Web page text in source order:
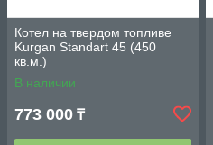
Котел на твердом топливе
Kurgan Standart 45 (450
кв.м.)
В наличии
773 000 ₸